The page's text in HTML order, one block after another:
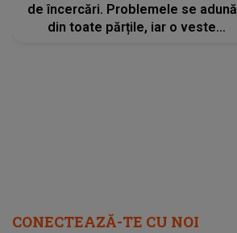
de încercări. Problemele se adună
din toate părțile, iar o veste
CONECTEAZĂ-TE CU NOI